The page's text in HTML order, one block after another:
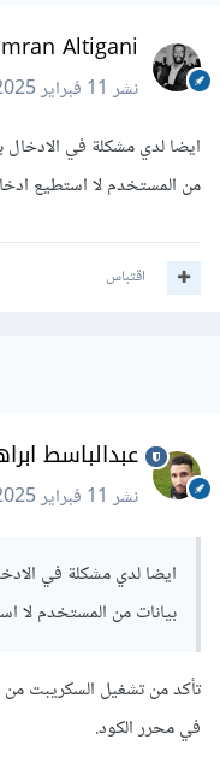
Altigani
نشر11 فبراير 2025
ايضا لدي مشكلة في الادخال
من المستخدم لا استطيع
اقتباس
عبدالباسط
نشر11 فبراير 2025
ايضا لدي مشكلة في
بيانات من المستخدم لا
في محرر الكود.